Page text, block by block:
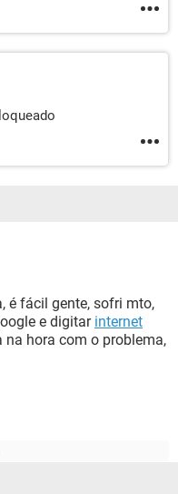
é fácil gente, sofri mto,
e digitar internet
hora com o problema,